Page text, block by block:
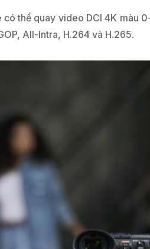
thể quay video DCI 4K màu
All-Intra, H.264 và H.265.